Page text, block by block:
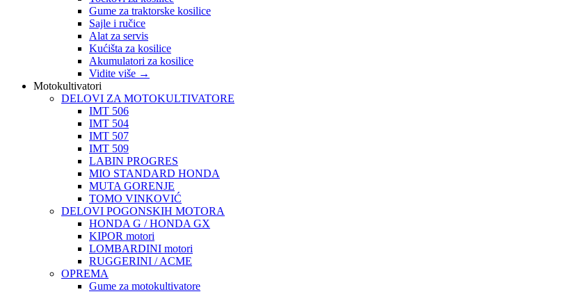
Gume za traktorske kosilice
Sajle i ručice
Alat za servis
Kućišta za kosilice
Akumulatori za kosilice
Vidite više →
Motokultivatori
DELOVI ZA MOTOKULTIVATORE
IMT 506
IMT 504
IMT 507
IMT 509
LABIN PROGRES
MIO STANDARD HONDA
MUTA GORENJE
TOMO VINKOVIĆ
DELOVI POGONSKIH MOTORA
HONDA G / HONDA GX
KIPOR motori
LOMBARDINI motori
RUGGERINI / ACME
OPREMA
Gume za motokultivatore